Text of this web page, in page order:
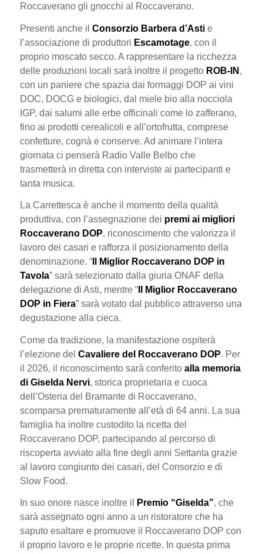
Roccaverano gli gnocchi al Roccaverano.
Presenti anche il Consorzio Barbera d’Astie
l’associazione di produttori Escamotage, con il
proprio moscato secco. A rappresentare la ricchezza
delle produzioni locali sarà inoltre il progetto ROB-IN ,
con un paniere che spazia dai formaggi DOP ai vini
DOC, DOCG e biologici, dal miele bio alla nocciola
IGP, dai salumi alle erbe officinali come lo zafferano,
fino ai prodotti cerealicoli e all’ortofrutta, comprese
confetture, cognà e conserve. Ad animare l’intera
giornata ci penserà Radio Valle Belbo che
trasmetterà in diretta con interviste ai partecipanti e
tanta musica.
La Carrettesca è anche il momento della qualità
produttiva, con l’assegnazione dei premi ai migliori
Roccaverano DOP, riconoscimento che valorizza il
lavoro dei casari e rafforza il posizionamento della
denominazione. “Il Miglior Roccaverano DOP in
Tavola” sarà selezionato dalla giuria ONAF della
delegazione di Asti, mentre “Il Miglior Roccaverano
DOP in Fiera” sarà votato dal pubblico attraverso una
degustazione alla cieca.
Come da tradizione, la manifestazione ospiterà
l’elezione del Cavaliere del Roccaverano DOP. Per
il 2026, il riconoscimento sarà conferito alla memoria
di Giselda Nervi, storica proprietaria e cuoca
dell’Osteria del Bramante di Roccaverano,
scomparsa prematuramente all’età di 64 anni. La sua
famiglia ha inoltre custodito la ricetta del
Roccaverano DOP, partecipando al percorso di
riscoperta avviato alla fine degli anni Settanta grazie
al lavoro congiunto dei casari, del Consorzio e di
Slow Food.
In suo onore nasce inoltre il Premio “Giselda”, che
sarà assegnato ogni anno a un ristoratore che ha
saputo esaltare e promuove il Roccaverano DOP con
il proprio lavoro e le proprie ricette. In questa prima